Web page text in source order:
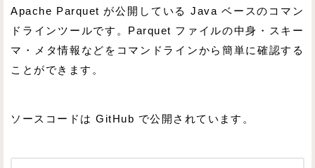
Apache Parquet が公開している Java ベースのコマン
ドラインツールです。Parquet ファイルの中身・スキー
マ・メタ情報などをコマンドラインから簡単に確認する
ことができます。
ソースコードは GitHub で公開されています。